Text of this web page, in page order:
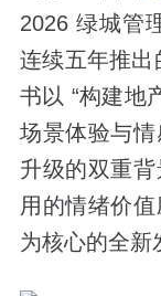
2026 绿城管
连续五年推
书以 “构建地
场景体验与
升级的双重
用的情绪价
为核心的全新